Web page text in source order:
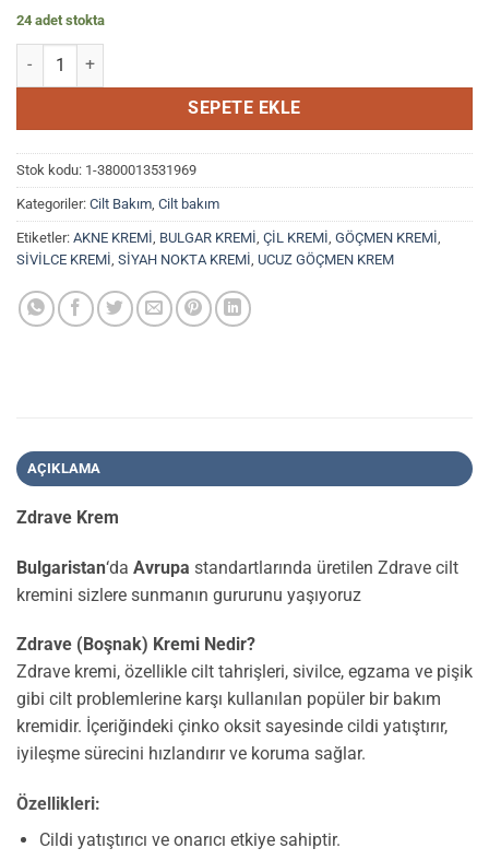
24 adet stokta
3gpabe Krem 30 Gr. Yüz Temizleme Pedi (Loofah) adet
SEPETE EKLE
Stok kodu: 1-3800013531969
Kategoriler: Cilt Bakım Cilt bakım
Etiketler: AKNE KREMİ BULGAR KREMİ ÇİL KREMİ GÖÇMEN KREMİ
SİVİLCE KREMİ SİYAH NOKTA KREMİ UCUZ GÖÇMEN KREM
AÇIKLAMA
Zdrave Krem
Bulgaristan‘da Avrupa standartlarında üretilen Zdrave cilt
kremini sizlere sunmanın gururunu yaşıyoruz
Zdrave (Boşnak) Kremi Nedir?
Zdrave kremi, özellikle cilt tahrişleri, sivilce, egzama ve pişik
gibi cilt problemlerine karşı kullanılan popüler bir bakım
kremidir. İçeriğindeki çinko oksit sayesinde cildi yatıştırır,
iyileşme sürecini hızlandırır ve koruma sağlar.
Özellikleri:
Cildi yatıştırıcı ve onarıcı etkiye sahiptir.